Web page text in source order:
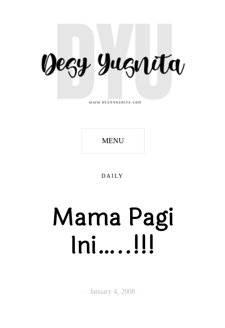
MENU
DAILY
Mama Pagi
Ini…..!!!
January 4, 2008